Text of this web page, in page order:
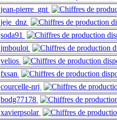
jean-pierre_gnt
jeje_dnz
soda91
jmboulot
velios
fxsan
courcelle-nrj
bodg77178
xavierpsolar